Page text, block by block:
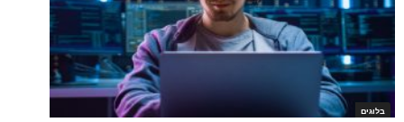
בלוגים